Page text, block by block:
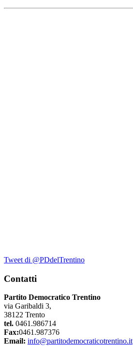
Tweet di @PDdelTrentino
Contatti
Partito Democratico Trentino
via Garibaldi 3,
38122 Trento
tel. 0461.986714
Fax:0461.987376
Email: info@partitodemocraticotrentino.it